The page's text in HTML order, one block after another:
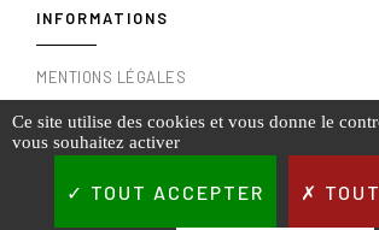
INFORMATIONS
MENTIONS LÉGALES
CONDITIONS GÉNÉRALES DE VENTE
RGPD & POLITIQUE DE CONFIDENTIALITÉ
Ce site utilise des cookies et vous donne le
vous souhaitez activer
TOUT ACCEPTER